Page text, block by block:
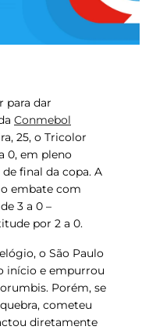
para dar
Conmebol
25, o Tricolor
0, em pleno
final da copa. A
embate com
3 a 0 –
por 2 a 0.
o São Paulo
início e empurrou
Porém, se
cometeu
diretamente